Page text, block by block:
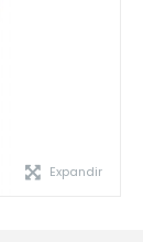
Expandir